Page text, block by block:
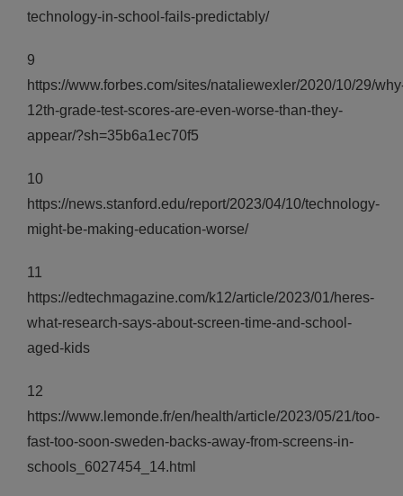
technology-in-school-fails-predictably/
9
https://www.forbes.com/sites/nataliewexler/2020/10/29/
12th-grade-test-scores-are-even-worse-than-they-
appear/?sh=35b6a1ec70f5
10
https://news.stanford.edu/report/2023/04/10/technology-
might-be-making-education-worse/
11
https://edtechmagazine.com/k12/article/2023/01/heres-
what-research-says-about-screen-time-and-school-
aged-kids
12
https://www.lemonde.fr/en/health/article/2023/05/21/too-
fast-too-soon-sweden-backs-away-from-screens-in-
schools_6027454_14.html